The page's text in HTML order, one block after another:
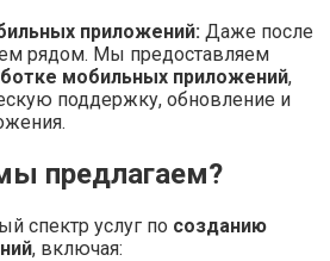
приложений: Даже после
рядом. Мы предоставляем
мобильных приложений,
поддержку, обновление и
предлагаем?
спектр услуг по созданию
, включая: